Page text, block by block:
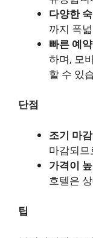
다양한
까지 폭
빠른 예
하며, 모
할 수 있
단점
조기 마감
마감되
가격이
호텔은
팁